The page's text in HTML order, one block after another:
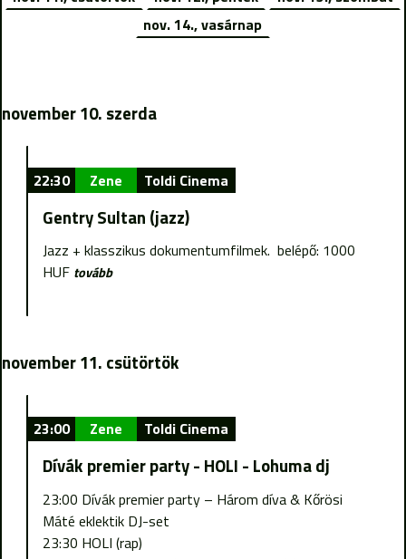
nov. 14., vasárnap
november 10. szerda
22:30 Zene Toldi Cinema
Gentry Sultan (jazz)
Jazz + klasszikus dokumentumfilmek. belépő: 1000
HUF tovább
november 11. csütörtök
23:00 Zene Toldi Cinema
Dívák premier party - HOLI - Lohuma dj
23:00 Dívák premier party – Három díva & Kőrösi
Máté eklektik DJ-set
23:30 HOLI (rap)